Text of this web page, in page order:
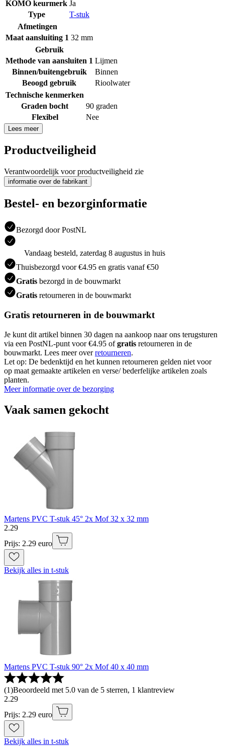
KOMO keurmerk Ja
Type
T-stuk
Afmetingen
Maat aansluiting 1 32 mm
Gebruik
Methode van aansluiten 1 Lijmen
Binnen/buitengebruik
Binnen
Beoogd gebruik
Rioolwater
Technische kenmerken
Graden bocht
90 graden
Flexibel
Nee
Lees meer
Productveiligheid
Verantwoordelijk voor productveiligheid zie
informatie over de fabrikant
Bestel- en bezorginformatie
Bezorgd door PostNL
Vandaag besteld, zaterdag 8 augustus in huis
Thuisbezorgd voor €4.95 en gratis vanaf €50
Gratis bezorgd in de bouwmarkt
Gratis retourneren in de bouwmarkt
Gratis retourneren in de bouwmarkt
Je kunt dit artikel binnen 30 dagen na aankoop naar ons terugsturen
via een PostNL-punt voor €4.95 ofgratis retourneren in de
bouwmarkt. Lees meer overretourneren.
Let op: De bedenktijd en het kunnen retourneren gelden niet voor
op maat gemaakte artikelen en verse/ bederfelijke artikelen zoals
planten.
Meer informatie over de bezorging
Vaak samen gekocht
Martens PVC T-stuk 45° 2x Mof 32 x 32 mm
2.29
Prijs: 2.29 euro
Bekijk alles in t-stuk
Martens PVC T-stuk 90° 2x Mof 40 x 40 mm
(1)Beoordeeld met 5.0 van de 5 sterren, 1 klantreview
2.29
Prijs: 2.29 euro
Bekijk alles in t-stuk